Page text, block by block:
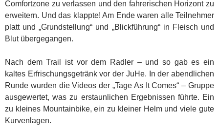
Comfortzone zu verlassen und den fahrerischen Horizont zu
erweitern. Und das klappte! Am Ende waren alle Teilnehmer
platt und „Grundstellung“ und „Blickführung“ in Fleisch und
Blut übergegangen.
Nach dem Trail ist vor dem Radler – und so gab es ein
kaltes Erfrischungsgetränk vor der JuHe. In der abendlichen
Runde wurden die Videos der „Tage As It Comes“ – Gruppe
ausgewertet, was zu erstaunlichen Ergebnissen führte. Ein
zu kleines Mountainbike, ein zu kleiner Helm und viele gute
Kurvenlagen.